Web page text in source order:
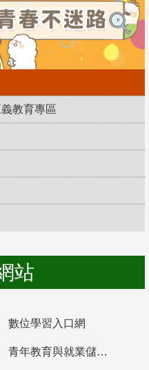
教育專區
站
數位學習入口網
青年教育與就業儲蓄帳戶